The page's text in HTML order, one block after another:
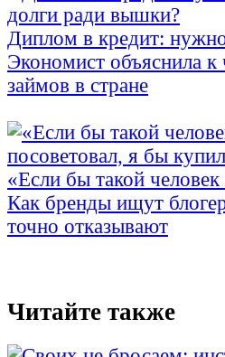
Диплом в кредит:
Экономист объяснила к
займов в стране
«Если бы такой
Как бренды ищут
точно отказывают
Читайте также